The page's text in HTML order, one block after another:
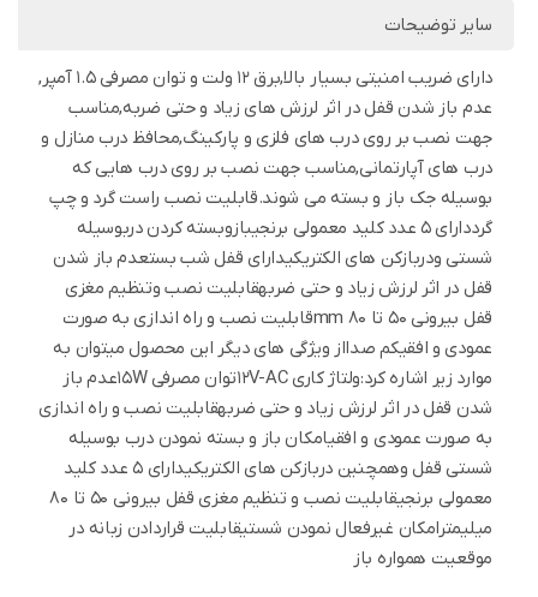
سایر توضیحات
دارای ضریب امنیتی بسیار بالا,برق 12 ولت و توان مصرفی 1.5 آمپر,
عدم باز شدن قفل در اثر لرزش های زیاد و حتی ضربه,مناسب
جهت نصب بر روی درب های فلزی و پارکینگ,محافظ درب منازل و
درب های آپارتمانی,مناسب جهت نصب بر روی درب هایی که
بوسیله جک باز و بسته می شوند.قابلیت نصب راست گرد و چپ
گرددارای 5 عدد کلید معمولی برنجیبازوبسته کردن دربوسیله
شستی ودربازکن های الکتریکیدارای قفل شب بستعدم باز شدن
قفل در اثر لرزش زیاد و حتی ضربهقابلیت نصب وتنظیم مغزی
قفل بیرونی 50 تا 80 mmقابلیت نصب و راه اندازی به صورت
عمودی و افقیکم صدااز ویژگی های دیگر این محصول میتوان به
موارد زیر اشاره کرد:ولتاژ کاری 12V-ACتوان مصرفی 15Wعدم باز
شدن قفل در اثر لرزش زیاد و حتی ضربهقابلیت نصب و راه اندازی
به صورت عمودی و افقیامکان باز و بسته نمودن درب بوسیله
شستی قفل وهمچنین دربازکن های الکتریکیدارای 5 عدد کلید
معمولی برنجیقابلیت نصب و تنظیم مغزی قفل بیرونی 50 تا 80
میلیمترامکان غیرفعال نمودن شستیقابلیت قراردادن زبانه در
موقعیت همواره باز